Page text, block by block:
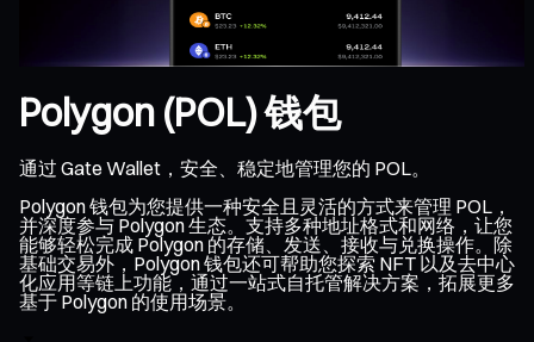
Polygon (POL) 钱包
通过 Gate Wallet，安全、稳定地管理您的 POL。
Polygon 钱包为您提供一种安全且灵活的方式来管理 POL，
并深度参与 Polygon 生态。支持多种地址格式和网络，让您
能够轻松完成 Polygon 的存储、发送、接收与兑换操作。除
基础交易外，Polygon 钱包还可帮助您探索 NFT 以及去中心
化应用等链上功能，通过一站式自托管解决方案，拓展更多
基于 Polygon 的使用场景。